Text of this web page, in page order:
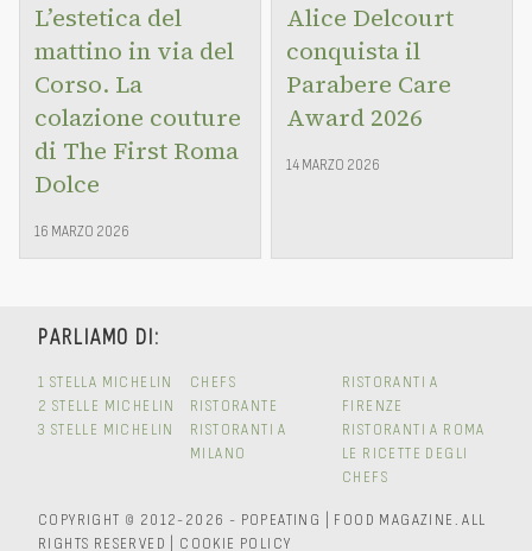
L’estetica del
mattino in via del
Corso. La
colazione couture
di The First Roma
Dolce
16 MARZO 2026
Alice Delcourt
conquista il
Parabere Care
Award 2026
14 MARZO 2026
PARLIAMO DI:
1 STELLA MICHELIN
2 STELLE MICHELIN
3 STELLE MICHELIN
CHEFS
RISTORANTE
RISTORANTI A
MILANO
RISTORANTI A
FIRENZE
RISTORANTI A ROMA
LE RICETTE DEGLI
CHEFS
COPYRIGHT © 2012-2026 - POPEATING | FOOD MAGAZINE.ALL
RIGHTS RESERVED
COOKIE POLICY